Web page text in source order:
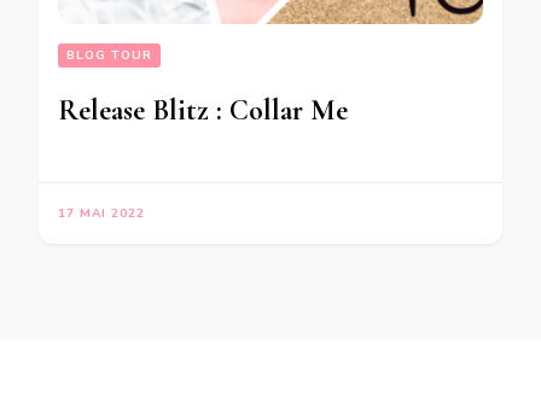
BLOG TOUR
Release Blitz : Collar Me
17 MAI 2022